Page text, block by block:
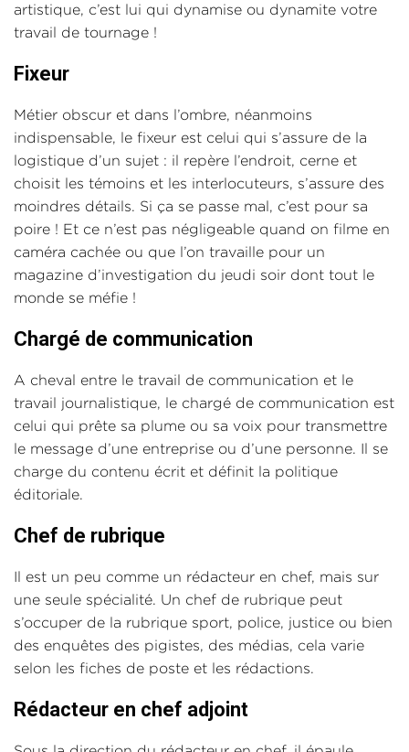
artistique, c’est lui qui dynamise ou dynamite votre
travail de tournage !
Fixeur
Métier obscur et dans l’ombre, néanmoins
indispensable, le fixeur est celui qui s’assure de la
logistique d’un sujet : il repère l’endroit, cerne et
choisit les témoins et les interlocuteurs, s’assure des
moindres détails. Si ça se passe mal, c’est pour sa
poire ! Et ce n’est pas négligeable quand on filme en
caméra cachée ou que l’on travaille pour un
magazine d’investigation du jeudi soir dont tout le
monde se méfie !
Chargé de communication
A cheval entre le travail de communication et le
travail journalistique, le chargé de communication est
celui qui prête sa plume ou sa voix pour transmettre
le message d’une entreprise ou d’une personne. Il se
charge du contenu écrit et définit la politique
éditoriale.
Chef de rubrique
Il est un peu comme un rédacteur en chef, mais sur
une seule spécialité. Un chef de rubrique peut
s’occuper de la rubrique sport, police, justice ou bien
des enquêtes des pigistes, des médias, cela varie
selon les fiches de poste et les rédactions.
Rédacteur en chef adjoint